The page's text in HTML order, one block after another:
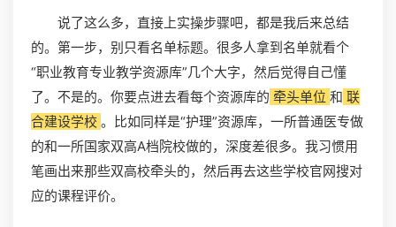
说了这么多，直接上实操步骤吧，都是我后来总结
的。第一步，别只看名单标题。很多人拿到名单就看个
“职业教育专业教学资源库”几个大字，然后觉得自己懂
了。不是的。你要点进去看每个资源库的 牵头单位 和 联
合建设学校 。比如同样是“护理”资源库，一所普通医专做
的和一所国家双高A档院校做的，深度差很多。我习惯用
笔画出来那些双高校牵头的，然后再去这些学校官网搜对
应的课程评价。